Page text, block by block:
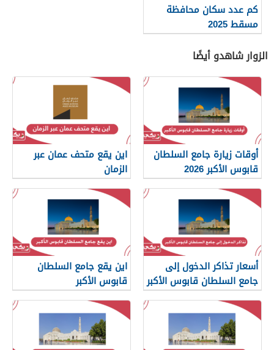
كم عدد سكان محافظة
مسقط 2025
الزوار شاهدو أيضًا
أوقات زيارة جامع السلطان
قابوس الأكبر 2026
اين يقع متحف عمان عبر
الزمان
أسعار تذاكر الدخول إلى
جامع السلطان قابوس الأكبر
اين يقع جامع السلطان
قابوس الأكبر